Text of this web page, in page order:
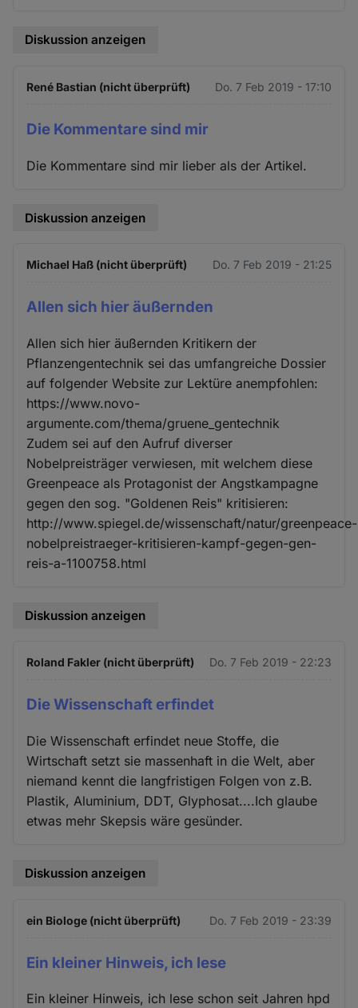
Diskussion anzeigen
René Bastian (nicht überprüft) Do. 7 Feb 2019 - 17:10
Die Kommentare sind mir
Die Kommentare sind mir lieber als der Artikel.
Diskussion anzeigen
Michael Haß (nicht überprüft) Do. 7 Feb 2019 - 21:25
Allen sich hier äußernden
Allen sich hier äußernden Kritikern der
Pflanzengentechnik sei das umfangreiche Dossier
auf folgender Website zur Lektüre anempfohlen:
https://www.novo-
argumente.com/thema/gruene_gentechnik
Zudem sei auf den Aufruf diverser
Nobelpreisträger verwiesen, mit welchem diese
Greenpeace als Protagonist der Angstkampagne
gegen den sog. "Goldenen Reis" kritisieren:
http://www.spiegel.de/wissenschaft/natur/greenpeace-
nobelpreistraeger-kritisieren-kampf-gegen-gen-
reis-a-1100758.html
Diskussion anzeigen
Roland Fakler (nicht überprüft) Do. 7 Feb 2019 - 22:23
Die Wissenschaft erfindet
Die Wissenschaft erfindet neue Stoffe, die
Wirtschaft setzt sie massenhaft in die Welt, aber
niemand kennt die langfristigen Folgen von z.B.
Plastik, Aluminium, DDT, Glyphosat....Ich glaube
etwas mehr Skepsis wäre gesünder.
Diskussion anzeigen
ein Biologe (nicht überprüft) Do. 7 Feb 2019 - 23:39
Ein kleiner Hinweis, ich lese
Ein kleiner Hinweis, ich lese schon seit Jahren hpd